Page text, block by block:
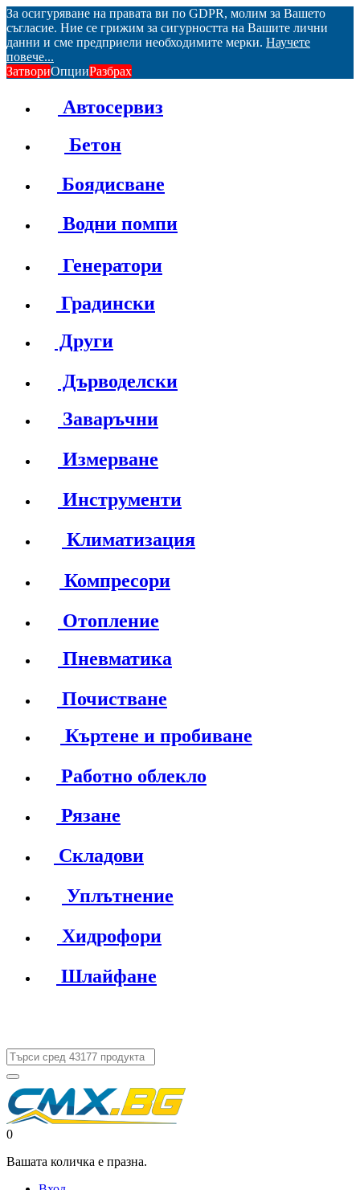
За осигуряване на правата ви по GDPR, молим за Вашето
съгласие. Ние се грижим за сигурността на Вашите лични
данни и сме предприели необходимите мерки. Научете
повече...
ЗатвориОпцииРазбрах
Автосервиз
Бетон
Боядисване
Водни помпи
Генератори
Градински
Други
Дърводелски
Заваръчни
Измерване
Инструменти
Климатизация
Компресори
Отопление
Пневматика
Почистване
Къртене и пробиване
Работно облекло
Рязане
Складови
Уплътнение
Хидрофори
Шлайфане
0
Вашата количка е празна.